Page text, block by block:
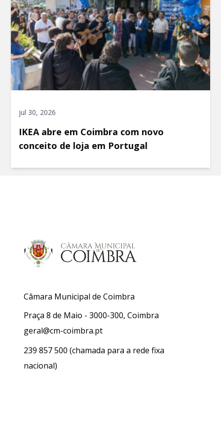
jul 30, 2026
IKEA abre em Coimbra com novo
conceito de loja em Portugal
Câmara Municipal de Coimbra
Praça 8 de Maio - 3000-300, Coimbra
geral@cm-coimbra.pt
239 857 500 (chamada para a rede fixa
nacional)